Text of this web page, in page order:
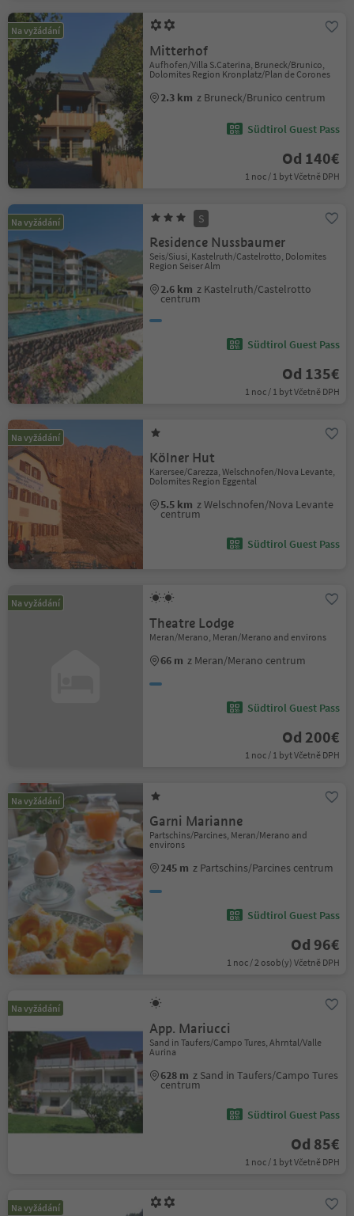
Na vyžádání
Mitterhof
Aufhofen/Villa S.Caterina, Bruneck/Brunico,
Dolomites Region Kronplatz/Plan de Corones
2.3 km z Bruneck/Brunico centrum
Südtirol Guest Pass
Od 140€
1 noc / 1 byt Včetně DPH
Na vyžádání S
Residence Nussbaumer
Seis/Siusi, Kastelruth/Castelrotto, Dolomites
Region Seiser Alm
2.6 km z Kastelruth/Castelrotto
centrum
Südtirol Guest Pass
Od 135€
1 noc / 1 byt Včetně DPH
Na vyžádání
Kölner Hut
Karersee/Carezza, Welschnofen/Nova Levante,
Dolomites Region Eggental
5.5 km z Welschnofen/Nova Levante
centrum
Südtirol Guest Pass
Na vyžádání
Theatre Lodge
Meran/Merano, Meran/Merano and environs
66 m z Meran/Merano centrum
Südtirol Guest Pass
Od 200€
1 noc / 1 byt Včetně DPH
Na vyžádání
Garni Marianne
Partschins/Parcines, Meran/Merano and
environs
245 m z Partschins/Parcines centrum
Südtirol Guest Pass
Od 96€
1 noc / 2 osob(y) Včetně DPH
Na vyžádání
App. Mariucci
Sand in Taufers/Campo Tures, Ahrntal/Valle
Aurina
628 m z Sand in Taufers/Campo Tures
centrum
Südtirol Guest Pass
Od 85€
1 noc / 1 byt Včetně DPH
Na vyžádání